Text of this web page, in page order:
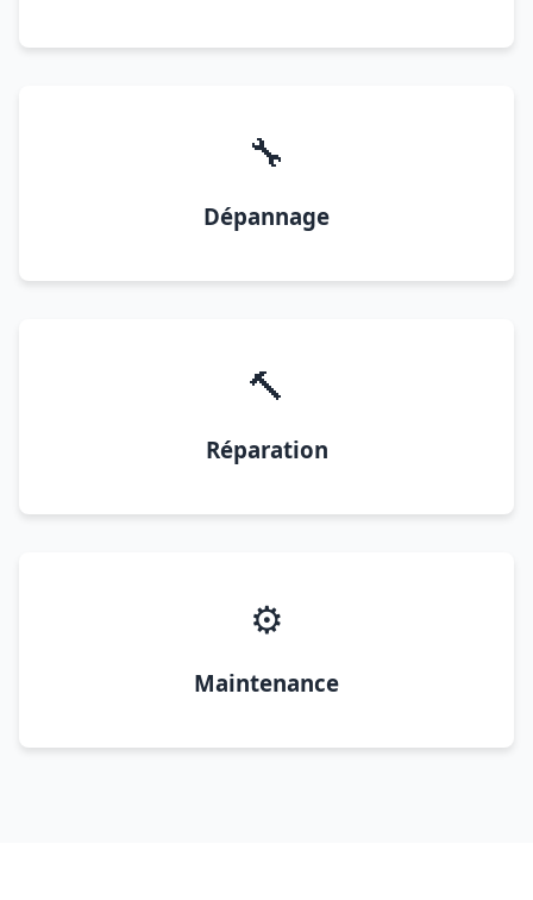
🔧
Dépannage
🔨
Réparation
⚙️
Maintenance